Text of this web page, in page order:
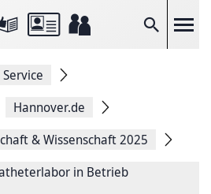
Suche
Service
Hannover.de
& Wissenschaft 2025
in Betrieb